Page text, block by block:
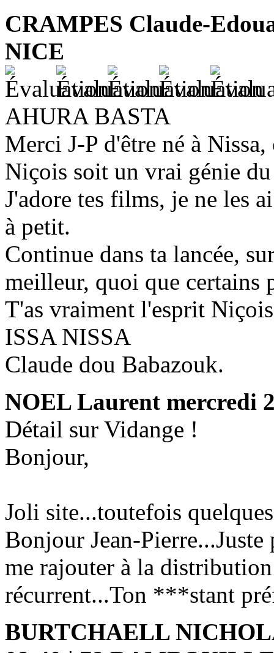
CRAMPES Claude-
NICE
AHURA BASTA
Merci J-P d'être né à
Niçois soit un vrai génie
J'adore tes films, je ne les
à petit.
Continue dans ta lancée,
meilleur, quoi que certains
T'as vraiment l'esprit
ISSA NISSA
Claude dou Babazouk.
NOEL Laurent mercredi
Détail sur Vidange !
Bonjour,
Joli site...toutefois
Bonjour Jean-
me rajouter à la
récurrent...Ton ***stant
BURTCHAELL